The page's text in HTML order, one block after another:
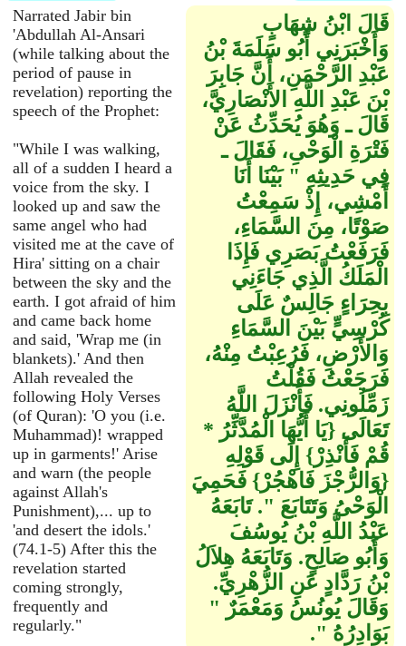
Narrated Jabir bin
'Abdullah Al-Ansari
(while talking about the
period of pause in
revelation) reporting the
speech of the Prophet:
"While I was walking,
all of a sudden I heard a
voice from the sky. I
looked up and saw the
same angel who had
visited me at the cave of
Hira' sitting on a chair
between the sky and the
earth. I got afraid of him
and came back home
and said, 'Wrap me (in
blankets).' And then
Allah revealed the
following Holy Verses
(of Quran): 'O you (i.e.
Muhammad)! wrapped
up in garments!' Arise
and warn (the people
against Allah's
Punishment),... up to
'and desert the idols.'
(74.1-5) After this the
revelation started
coming strongly,
frequently and
regularly."
قَالَ ابْنُ شِهَابٍ
وَأَخْبَرَنِي أَبُو سَلَمَةَ بْنُ
عَبْدِ الرَّحْمَنِ، أَنَّ جَابِرَ
بْنَ عَبْدِ اللَّهِ الأَنْصَارِيَّ،
قَالَ ـ وَهُوَ يُحَدِّثُ عَنْ
فَتْرَةِ الْوَحْىِ، فَقَالَ ـ
فِي حَدِيثِهِ ‏"‏ بَيْنَا أَنَا
أَمْشِي، إِذْ سَمِعْتُ
صَوْتًا، مِنَ السَّمَاءِ،
فَرَفَعْتُ بَصَرِي فَإِذَا
الْمَلَكُ الَّذِي جَاءَنِي
بِحِرَاءٍ جَالِسٌ عَلَى
كُرْسِيٍّ بَيْنَ السَّمَاءِ
وَالأَرْضِ، فَرُعِبْتُ مِنْهُ،
فَرَجَعْتُ فَقُلْتُ
زَمِّلُونِي‏.‏ فَأَنْزَلَ اللَّهُ
تَعَالَى ‏{‏يَا أَيُّهَا الْمُدَّثِّرُ *
قُمْ فَأَنْذِرْ‏}‏ إِلَى قَوْلِهِ
‏{‏وَالرُّجْزَ فَاهْجُرْ‏}‏ فَحَمِيَ
الْوَحْىُ وَتَتَابَعَ ‏"‏‏.‏ تَابَعَهُ
عَبْدُ اللَّهِ بْنُ يُوسُفَ
وَأَبُو صَالِحٍ‏.‏ وَتَابَعَهُ هِلاَلُ
بْنُ رَدَّادٍ عَنِ الزُّهْرِيِّ‏.‏
وَقَالَ يُونُسُ وَمَعْمَرٌ ‏"‏
بَوَادِرُهُ ‏"‏‏.‏